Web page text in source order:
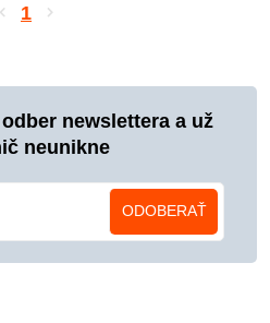
1
newslettera a už
neunikne
ODOBERAŤ